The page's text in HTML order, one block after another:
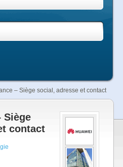
– Siège social, adresse et contact
Siège
contact